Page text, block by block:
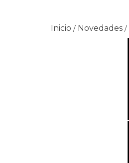
Inicio / Novedades /